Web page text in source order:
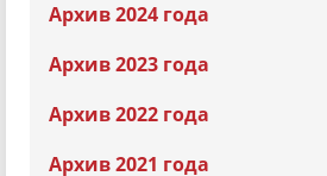
Архив 2024 года
Архив 2023 года
Архив 2022 года
Архив 2021 года